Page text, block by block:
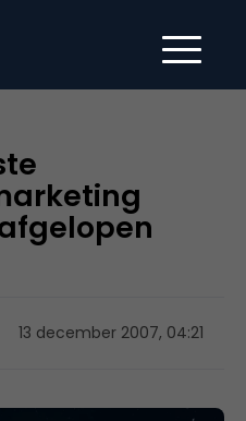
13 december 2007, 04:21